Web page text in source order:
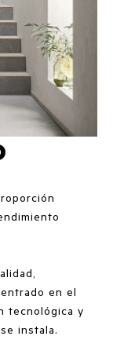
en el
tecnológica y
instala.